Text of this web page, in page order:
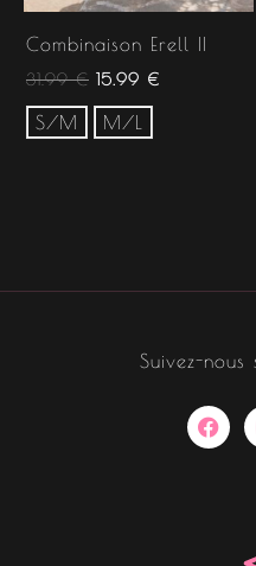
Combinaison Erell II
31.99€ 15.99 €
S/M M/L
Suivez-nous
F
a
c